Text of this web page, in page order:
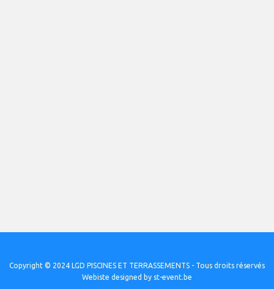
Copyright © 2024 LGD PISCINES ET TERRASSEMENTS - Tous droits réservés
Webiste designed by st-event.be